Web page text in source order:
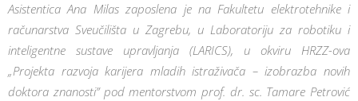
Asistentica Ana Milas zaposlena je na Fakultetu elektrotehnike i
računarstva Sveučilišta u Zagrebu, u Laboratoriju za robotiku i
inteligentne sustave upravljanja (LARICS), u okviru HRZZ-ova
„Projekta razvoja karijera mladih istraživača – izobrazba novih
doktora znanosti” pod mentorstvom prof. dr. sc. Tamare Petrović